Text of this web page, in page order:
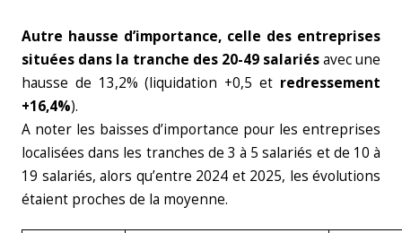
Autre hausse d’importance, celle des entreprises
situées dans la tranche des 20-49 salariésavec une
hausse de 13,2% (liquidation +0,5 et redressement
+16,4%).
A noter les baisses d’importance pour les entreprises
localisées dans les tranches de 3 à 5 salariés et de 10 à
19 salariés, alors qu’entre 2024 et 2025, les évolutions
étaient proches de la moyenne.